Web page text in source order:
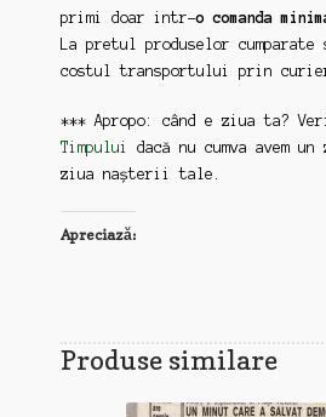
primi doar intr-o comanda
La pretul produselor cumparate
costul transportului prin
*** Apropo: când e ziua ta?
Timpului
dacă nu cumva avem
ziua nașterii tale.
Apreciază:
Produse similare